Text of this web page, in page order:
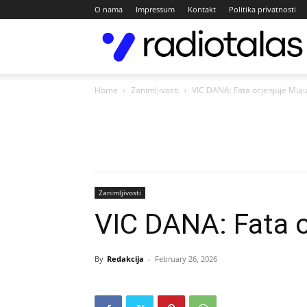
O nama Impressum Kontakt Politika privatnosti
Home Zanimljivosti VIC DANA: Fata ocjenjuje Muju
Zanimljivosti
VIC DANA: Fata
By Redakcija - February 26, 2026